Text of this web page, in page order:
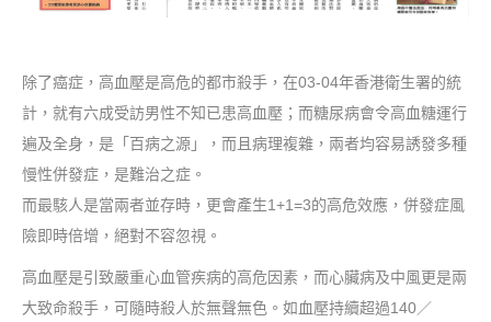
除了癌症，高血壓是高危的都市殺手，在03-04年香港衛生署的統
計，就有六成受訪男性不知已患高血壓；而糖尿病會令高血糖運行
遍及全身，是「百病之源」，而且病理複雜，兩者均容易誘發多種
慢性併發症，是難治之症。
而最駭人是當兩者並存時，更會產生1+1=3的高危效應，併發症風
險即時倍增，絕對不容忽視。
高血壓是引致嚴重心血管疾病的高危因素，而心臟病及中風更是兩
大致命殺手，可隨時殺人於無聲無色。如血壓持續超過140／